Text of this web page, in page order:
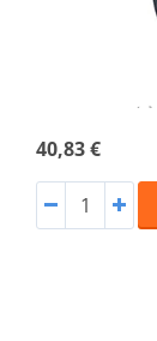
40,83 €